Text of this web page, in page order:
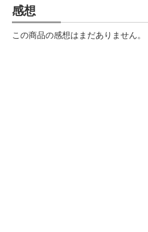
感想
この商品の感想はまだありません。